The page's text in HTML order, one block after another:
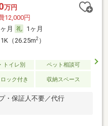
万円
12,000円
月
1ヶ月
（26.25m2）
トイレ別
ペット相談可
ック付き 収納スペース
・保証人不要／代行